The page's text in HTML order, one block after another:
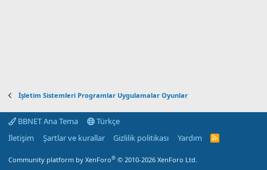
İşletim Sistemleri Programlar Uygulamalar Oyunlar
BBNET Ana Tema
Türkçe
İletişim
Şartlar ve kurallar Gizlilik politikası Yardım
R
Community platform by XenForo® © 2010-2026 XenForo Ltd.